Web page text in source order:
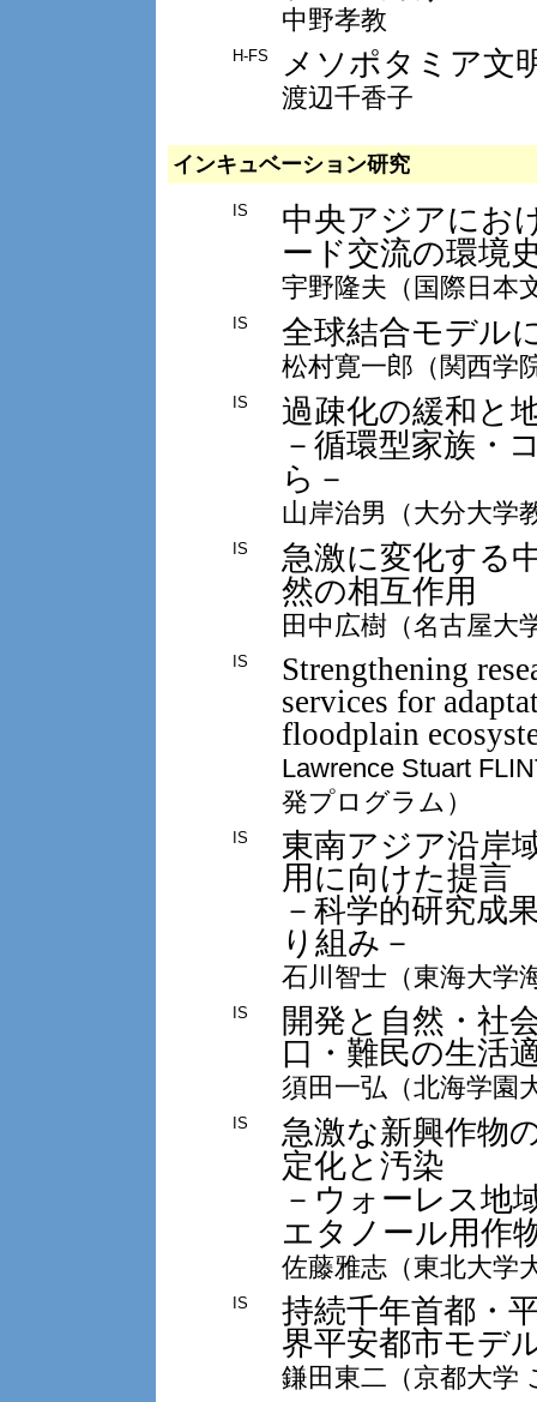
中野孝教
H-FS メソポタミア文
渡辺千香子
インキュベーション研究
IS
中央アジアにお
ード交流の環境
宇野隆夫（国際日本
IS 全球結合モデル
松村寛一郎（関西学
IS
過疎化の緩和と
－循環型家族・
ら－
山岸治男（大分大学
IS
急激に変化する
然の相互作用
田中広樹（名古屋大
IS
Strengthening
services for
floodplain
Lawrence Stuart
発プログラム）
IS
東南アジア沿岸
用に向けた提言
－科学的研究成
り組み－
石川智士（東海大学
IS
開発と自然・社
口・難民の生活
須田一弘（北海学園
IS
急激な新興作物
定化と汚染
－ウォーレス地
エタノール用作
佐藤雅志（東北大学
IS
持続千年首都・
界平安都市モデ
鎌田東二（京都大学